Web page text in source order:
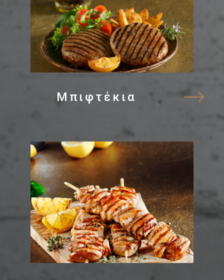
Μπιφτέκια